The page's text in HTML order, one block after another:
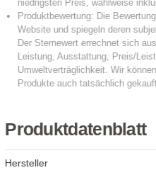
Produktdatenblatt
Hersteller